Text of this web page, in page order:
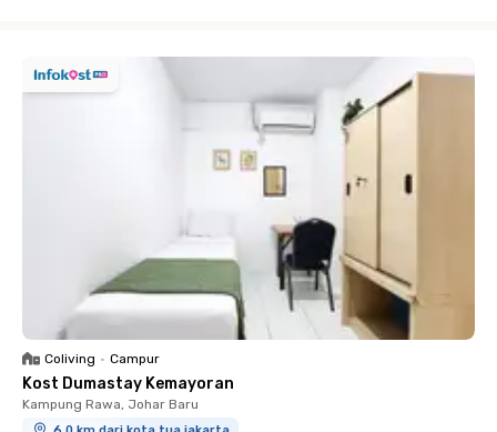
Coliving • Campur
Kost Dumastay Kemayoran
Kampung Rawa, Johar Baru